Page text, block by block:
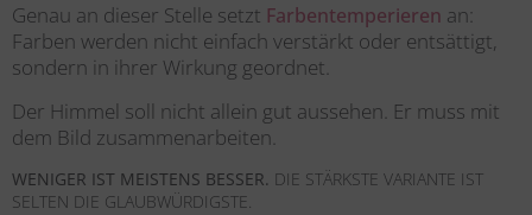
Genau an dieser Stelle setzt Farbentemperieren an:
Farben werden nicht einfach verstärkt oder entsättigt,
sondern in ihrer Wirkung geordnet.
Der Himmel soll nicht allein gut aussehen. Er muss mit
dem Bild zusammenarbeiten.
WENIGER IST MEISTENS BESSER. DIE STÄRKSTE VARIANTE IST
SELTEN DIE GLAUBWÜRDIGSTE.